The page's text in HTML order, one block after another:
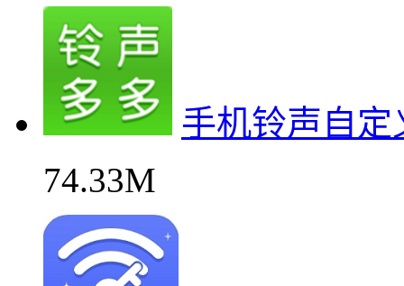
手机铃声自
74.33M